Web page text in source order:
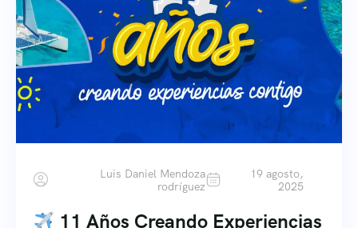
Luis Daniel Mendoza
rodríguez
19 agosto,
2025
11 Años Creando Experiencias